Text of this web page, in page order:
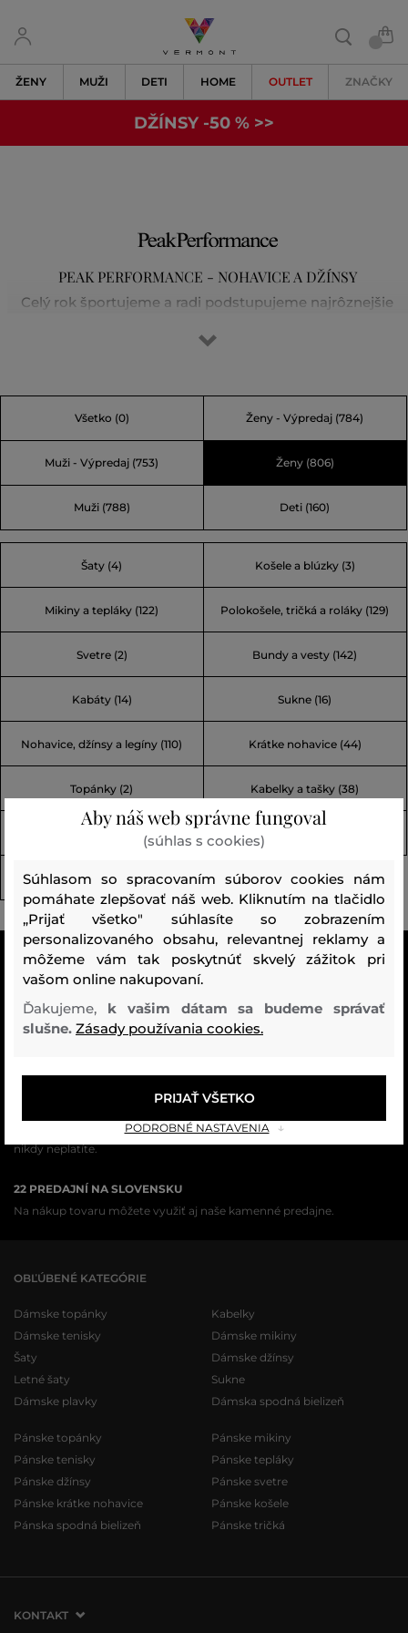
ŽENY MUŽI DETI HOME OUTLET ZNAČKY
DŽÍNSY -50 % >>
PEAK PERFORMANCE - NOHAVICE A DŽÍNSY
Celý rok športujeme a radi podstupujeme najrôznejšie
vysokohorských túrach. Vieme, že prvotriedna výbava je
okolo party nadšencov vo výnimočnom švédskom meste
Åre, ktoré má nepredvídateľné počasie. Vďaka dôrazu na
trendy sa stala najväčšou škandinávskou značkou
Všetko (0) Ženy - Výpredaj (784)
Muži - Výpredaj (753) Ženy(806)
Muži(788) Deti (160)
Šaty (4) Košele a blúzky (3)
Mikiny a tepláky (122) Polokošele, tričká a roláky (129)
Svetre (2) Bundy a vesty (142)
Kabáty (14) Sukne (16)
Nohavice, džínsy a legíny (110) Krátke nohavice (44)
Topánky (2) Kabelky a tašky (38)
Spodná bielizeň (3)
Termo bielizeň (24)
VŠETKO SKLADOM
Všetok tovar v e-shope máme na sklade.
ZÁRUKA ORIGINALITY
DOPRAVA A VRÁTENIE ZADARMO
Doprava nad 74,90 EUR je vždy zadarmo, za vrátenie tovaru u nás
nikdy neplatíte.
22 PREDAJNÍ NA SLOVENSKU
Na nákup tovaru môžete využiť aj naše kamenné predajne.
OBĽÚBENÉ KATEGÓRIE
Dámske topánky
Dámske tenisky
Šaty
Letné šaty
Dámske plavky
Kabelky
Dámske mikiny
Dámske džínsy
Sukne
Dámska spodná bielizeň
Pánske topánky
Pánske tenisky
Pánske džínsy
Pánske krátke nohavice
Pánska spodná bielizeň
Pánske mikiny
Pánske tepláky
Pánske svetre
Pánske košele
Pánske tričká
KONTAKT
Aby náš web správne fungoval
(súhlas s cookies)
Súhlasom so spracovaním súborov cookies nám
pomáhate zlepšovať náš web. Kliknutím na tlačidlo
„Prijať všetko" súhlasíte so zobrazením
personalizovaného obsahu, relevantnej reklamy a
môžeme vám tak poskytnúť skvelý zážitok pri
vašom online nakupovaní.
Ďakujeme, k vašim dátam sa budeme správať
slušne. Zásady používania cookies.
PODROBNÉ NASTAVENIA
PRIJAŤ VŠETKO